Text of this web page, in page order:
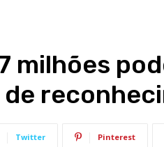
milhões
Twitter Pinterest